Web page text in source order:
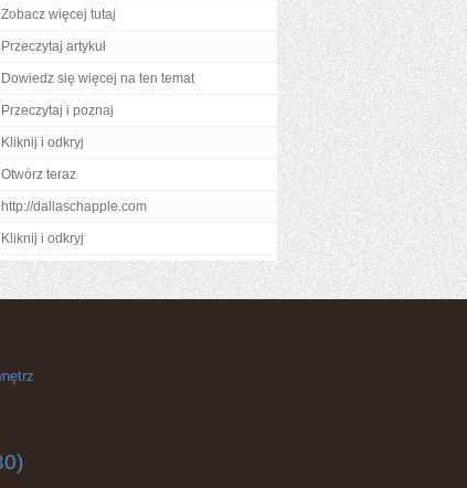
Zobacz więcej tutaj
Przeczytaj artykuł
Dowiedz się więcej na ten temat
Przeczytaj i poznaj
Kliknij i odkryj
Otwórz teraz
http://dallaschapple.com
Kliknij i odkryj